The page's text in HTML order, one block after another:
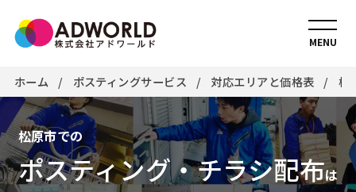
MENU
ホーム ポスティングサービス 対応エリアと価格表 松
松原市での
ポスティング・チラシ配布は